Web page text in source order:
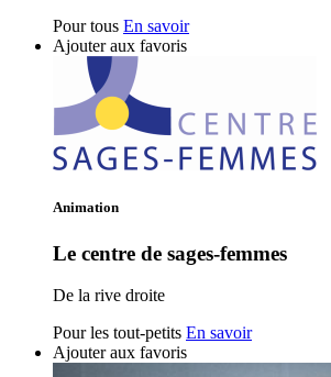
Pour tous En savoir
Ajouter aux favoris
Animation
Le centre de sages-femmes
De la rive droite
Pour les tout-petits En savoir
Ajouter aux favoris